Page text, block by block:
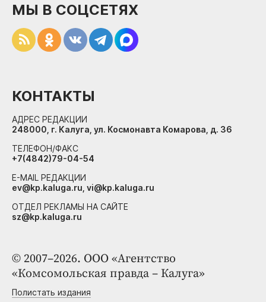
© 2007–2026. ООО «Агентство
«Комсомольская правда – Калуга»
Полистать издания
МЫ В СОЦСЕТЯХ
КОНТАКТЫ
АДРЕС РЕДАКЦИИ
248000, г. Калуга, ул. Космонавта Комарова, д. 36
ТЕЛЕФОН/ФАКС
+7(4842)79-04-54
E-MAIL РЕДАКЦИИ
ev@kp.kaluga.ru, vi@kp.kaluga.ru
ОТДЕЛ РЕКЛАМЫ НА САЙТЕ
sz@kp.kaluga.ru